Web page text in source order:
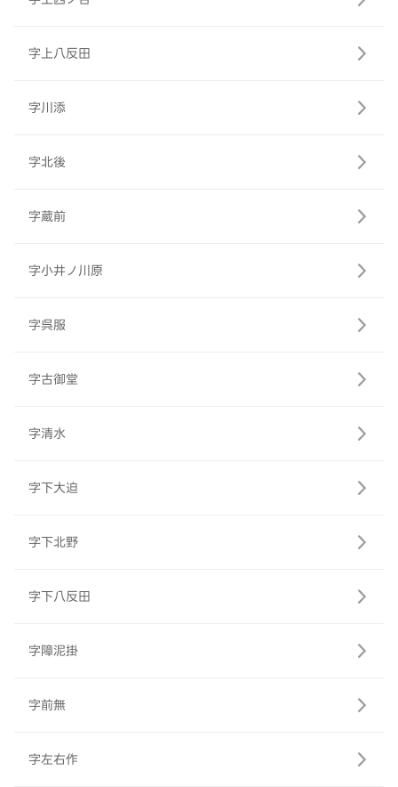
字上八反田
字川添
字北後
字蔵前
字小井ノ川原
字呉服
字古御堂
字清水
字下大迫
字下北野
字下八反田
字障泥掛
字前無
字左右作